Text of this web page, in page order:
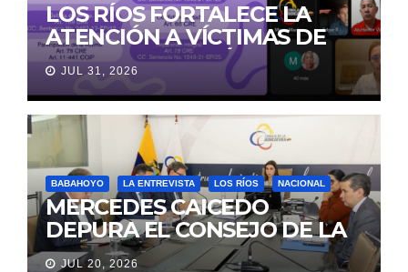
LOS RÍOS FORTALECE LA
ATENCIÓN A VÍCTIMAS DE
VIOLENCIA DE GÉNERO
PARA EVITAR LA
REVICTIMIZACIÓN
JUL 31, 2026
BABAHOYO LA ENTREVISTA LOS RÍOS NACIONAL
MERCEDES CAICEDO
DEPURA EL CONSEJO DE LA
JUDICATURA
JUL 20, 2026